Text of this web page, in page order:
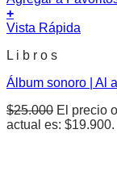
+
Vista Rápida
L i b r o s
Álbum sonoro | Al
$25.000 El precio
actual es: $19.900.